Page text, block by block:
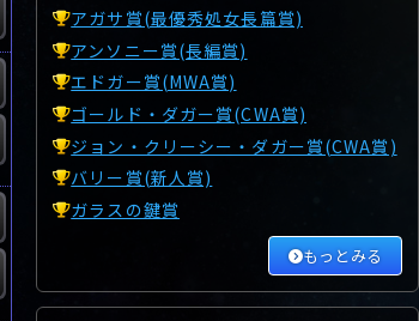
アガサ賞(最優秀処女長篇賞)
アンソニー賞(長編賞)
エドガー賞(MWA賞)
ゴールド・ダガー賞(CWA賞)
ジョン・クリーシー・ダガー賞(CWA賞)
バリー賞(新人賞)
ガラスの鍵賞
もっとみる